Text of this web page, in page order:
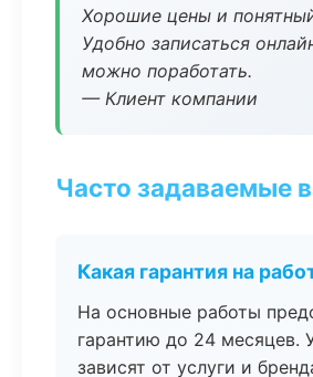
Хорошие цены и
Удобно записаться
можно поработать.
— Клиент компании
Часто задаваемые
Какая гарантия на
На основные работы
гарантию до 24 месяцев.
зависят от услуги и